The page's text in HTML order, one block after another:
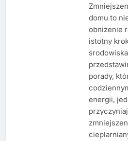
domu to
obniżenie
istotny
porady,
energii,